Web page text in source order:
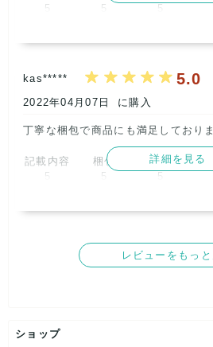
5
5
5
kas***** 5.0
2022年04月07日
に購入
丁寧な梱包で商品にも満足してお
記載内容
5
梱包
5
商品満足
5
詳細を見る
レビューをもっ
ショップ